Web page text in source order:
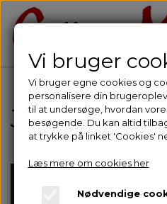
Julegaver
Vi bruger
Vi bruger egne cookies og
personalisere din
til at undersøge, hvordan
besøgende. Du kan altid
at trykke på linket 'Cookies'
Læs mere om cookies her
Nødvendige